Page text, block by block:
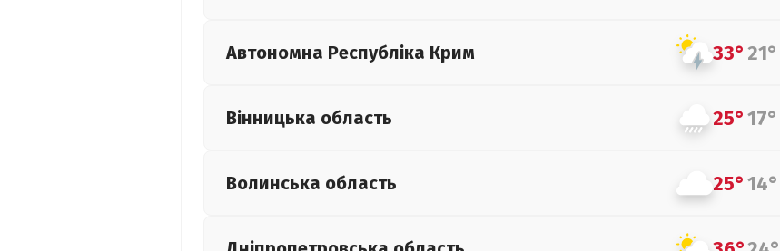
Автономна Республіка Крим 33°21°
Вінницька область 25°17°
Волинська область 25°14°